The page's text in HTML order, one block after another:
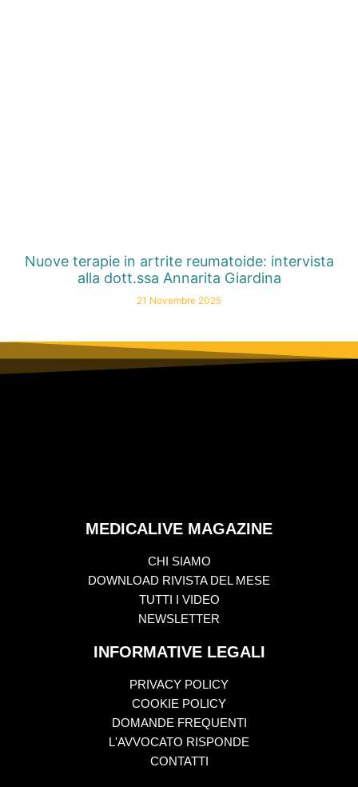
Nuove terapie in artrite reumatoide: intervista
alla dott.ssa Annarita Giardina
21 Novembre 2025
MEDICALIVE MAGAZINE
CHI SIAMO
DOWNLOAD RIVISTA DEL MESE
TUTTI I VIDEO
NEWSLETTER
INFORMATIVE LEGALI
PRIVACY POLICY
COOKIE POLICY
DOMANDE FREQUENTI
L'AVVOCATO RISPONDE
CONTATTI